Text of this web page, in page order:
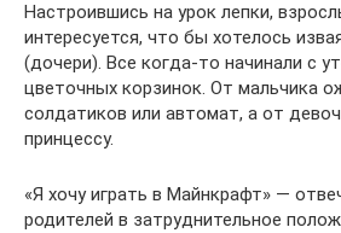
Настроившись на урок лепки,
интересуется, что бы хотелось
(дочери). Все когда-то начинали с
цветочных корзинок. От мальчика
солдатиков или автомат, а от
принцессу.
«Я хочу играть в Майнкрафт» —
родителей в затруднительное